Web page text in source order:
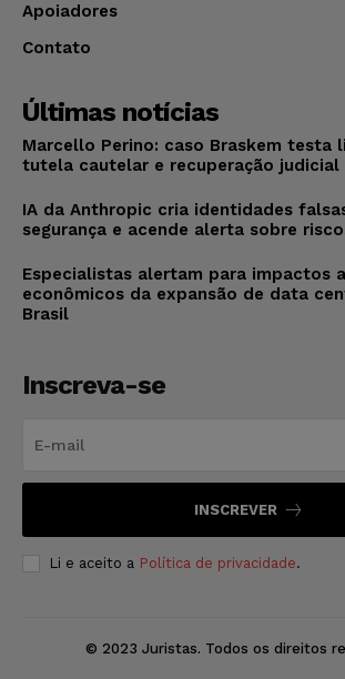
Apoiadores
Contato
Últimas notícias
Marcello Perino: caso Braskem testa
tutela cautelar e recuperação judicial
IA da Anthropic cria identidades
segurança e acende alerta sobre
Especialistas alertam para impactos
econômicos da expansão de data
Brasil
Inscreva-se
INSCREVER
Li e aceito a Política de privacidade.
© 2023 Juristas. Todos os direitos